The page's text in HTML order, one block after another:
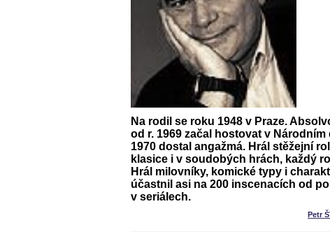
Na rodil se roku 1948 v Praze.
od r. 1969 začal hostovat v Národním
1970 dostal angažmá. Hrál stěžejní
klasice i v soudobých hrách, každý
Hrál milovníky, komické typy i
účastnil asi na 200 inscenacích od
v seriálech.
Petr